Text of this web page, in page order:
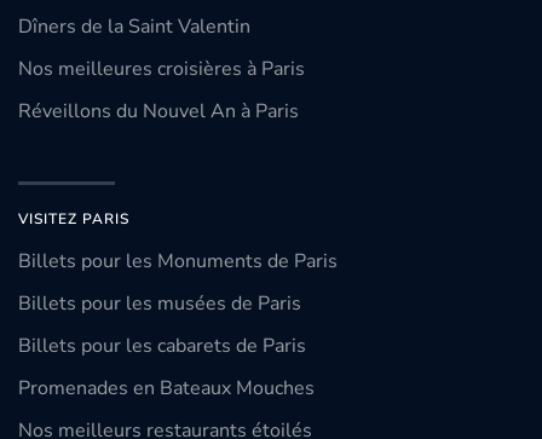
Dîners de la Saint Valentin
Nos meilleures croisières à Paris
Réveillons du Nouvel An à Paris
VISITEZ PARIS
Billets pour les Monuments de Paris
Billets pour les musées de Paris
Billets pour les cabarets de Paris
Promenades en Bateaux Mouches
Nos meilleurs restaurants étoilés